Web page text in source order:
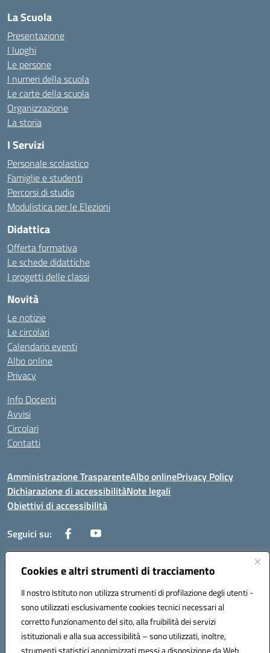
Cookies e altri strumenti di tracciamento
Il nostro Istituto non utilizza strumenti di profilazione degli utenti -
sono utilizzati esclusivamente cookies tecnici necessari al
corretto funzionamento del sito, alla fruibilità dei servizi
istituzionali e alla sua accessibilità – sono utilizzati, inoltre,
strumenti statistici anonimizzati messi a disposizione da Web
La Scuola
Presentazione
I luoghi
Le persone
I numeri della scuola
Le carte della scuola
Organizzazione
La storia
I Servizi
Personale scolastico
Famiglie e studenti
Percorsi di studio
Modulistica per le Elezioni
Didattica
Offerta formativa
Le schede didattiche
I progetti delle classi
Novità
Le notizie
Le circolari
Calendario eventi
Albo online
Privacy
Info Docenti
Avvisi
Circolari
Contatti
Amministrazione TrasparenteAlbo onlinePrivacy Policy
Dichiarazione di accessibilitàNote legali
Obiettivi di accessibilità
Seguici su:
Corso Roma, 1 71100 FOGGIA (FG)
Codice meccanografico: FGPM03000E
Mail: FGPM03000E@istruzione.it - PEC:
FGPM03000E@pec.istruzione.it
Codice fiscale: 80002240713